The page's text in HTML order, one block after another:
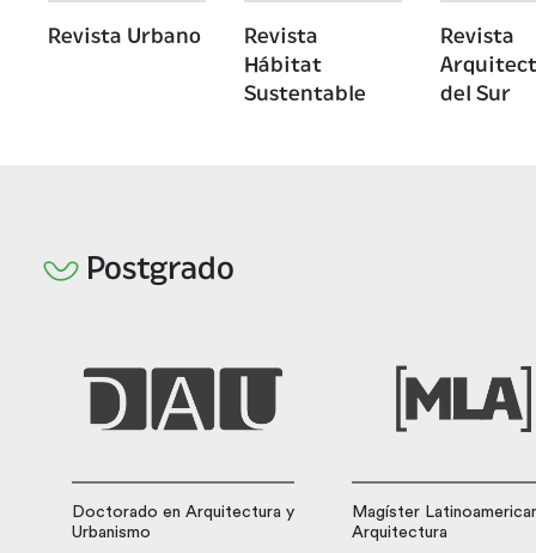
Revista Urbano
Revista
Hábitat
Sustentable
Revista
del Sur
Postgrado
Doctorado en Arquitectura y
Urbanismo
Magíster
Arquitectura